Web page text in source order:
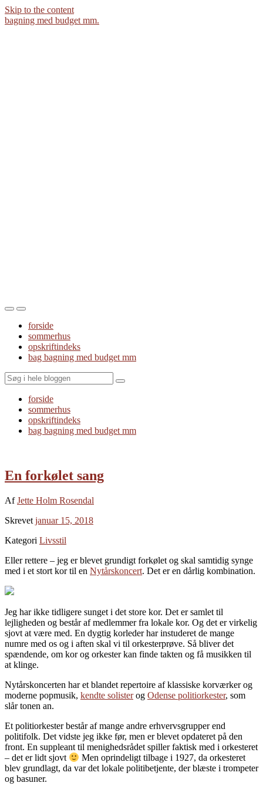
Skip to the content
bagning med budget mm.
Toggle
mobile
menu
Toggle
the
search
field
forside
sommerhus
opskriftindeks
bag bagning med budget mm
Search
forside
sommerhus
opskriftindeks
bag bagning med budget mm
En forkølet sang
AfJette Holm Rosendal
Skrevet januar 15, 2018
Kategori Livsstil
Eller rettere – jeg er blevet grundigt forkølet og skal samtidig synge
med i et stort kor til en Nytårskoncert. Det er en dårlig kombination.
Jeg har ikke tidligere sunget i det store kor. Det er samlet til
lejligheden og består af medlemmer fra lokale kor. Og det er virkelig
sjovt at være med. En dygtig korleder har instuderet de mange
numre med os og i aften skal vi til orkesterprøve. Så bliver det
spændende, om kor og orkester kan finde takten og få musikken til
at klinge.
Nytårskoncerten har et blandet repertoire af klassiske korværker og
moderne popmusik, kendte solisterog Odense politiorkester, som
slår tonen an.
Et politiorkester består af mange andre erhvervsgrupper end
politifolk. Det vidste jeg ikke før, men er blevet opdateret på den
front. En suppleant til menighedsrådet spiller faktisk med i orkesteret
– det er lidt sjovt
Men oprindeligt tilbage i 1927, da orkesteret
blev grundlagt, da var det lokale politibetjente, der blæste i trompeter
og basuner.